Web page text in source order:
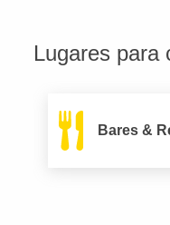
Lugares para
Bares &